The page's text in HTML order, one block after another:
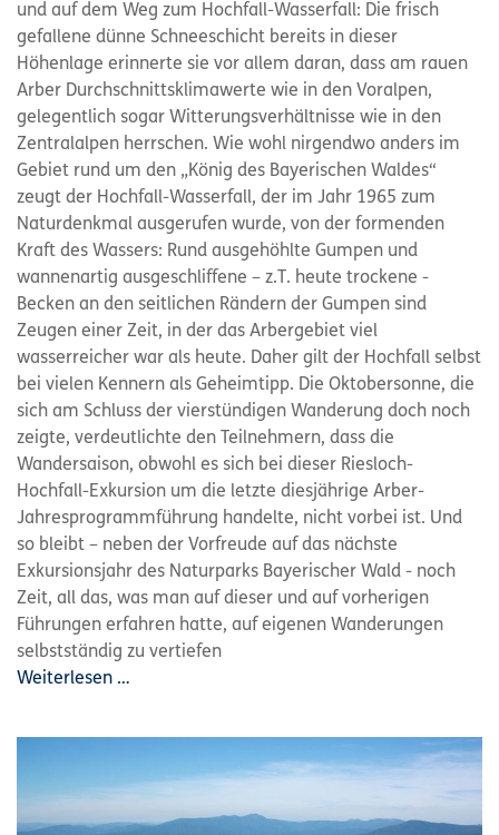
und auf dem Weg zum Hochfall-Wasserfall: Die frisch
gefallene dünne Schneeschicht bereits in dieser
Höhenlage erinnerte sie vor allem daran, dass am rauen
Arber Durchschnittsklimawerte wie in den Voralpen,
gelegentlich sogar Witterungsverhältnisse wie in den
Zentralalpen herrschen. Wie wohl nirgendwo anders im
Gebiet rund um den „König des Bayerischen Waldes“
zeugt der Hochfall-Wasserfall, der im Jahr 1965 zum
Naturdenkmal ausgerufen wurde, von der formenden
Kraft des Wassers: Rund ausgehöhlte Gumpen und
wannenartig ausgeschliffene – z.T. heute trockene -
Becken an den seitlichen Rändern der Gumpen sind
Zeugen einer Zeit, in der das Arbergebiet viel
wasserreicher war als heute. Daher gilt der Hochfall selbst
bei vielen Kennern als Geheimtipp. Die Oktobersonne, die
sich am Schluss der vierstündigen Wanderung doch noch
zeigte, verdeutlichte den Teilnehmern, dass die
Wandersaison, obwohl es sich bei dieser Riesloch-
Hochfall-Exkursion um die letzte diesjährige Arber-
Jahresprogrammführung handelte, nicht vorbei ist. Und
so bleibt – neben der Vorfreude auf das nächste
Exkursionsjahr des Naturparks Bayerischer Wald - noch
Zeit, all das, was man auf dieser und auf vorherigen
Führungen erfahren hatte, auf eigenen Wanderungen
selbstständig zu vertiefen
Weiterlesen …